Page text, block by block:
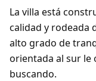
La villa está
calidad y rodeada
alto grado de
orientada al sur le
buscando.